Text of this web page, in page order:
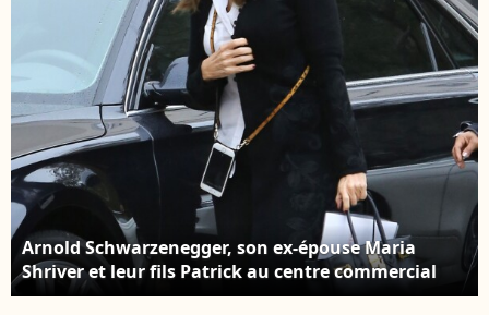
Press/Bestimage
Arnold Schwarzenegger, son ex-épouse Maria
Shriver et leur fils Patrick au centre commercial
Barneys New York à Beverly Hills. Los Angeles, le